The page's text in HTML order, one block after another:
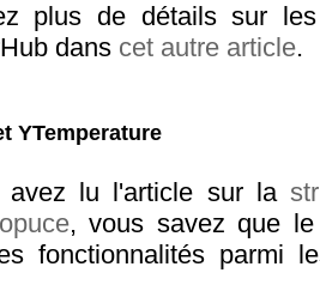
plus de détails sur
dans cet autre article.
YTemperature
avez lu l'article sur la
, vous savez que
fonctionnalités parmi